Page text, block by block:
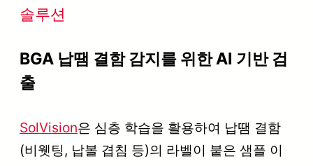
솔루션
BGA 납땜 결함 감지를 위한 AI 기반 검
출
SolVision은 심층 학습을 활용하여 납땜 결함
(비웻팅, 납볼 겹침 등)의 라벨이 붙은 샘플 이